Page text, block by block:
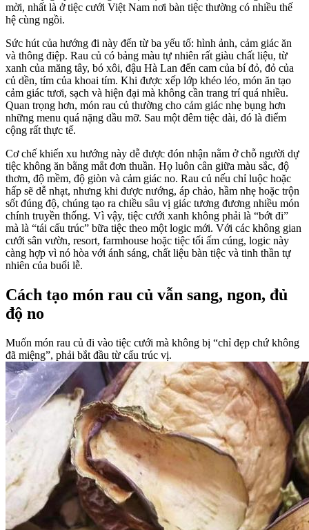
mời, nhất là ở tiệc cưới Việt Nam nơi bàn tiệc thường có nhiều thế
hệ cùng ngồi.
Sức hút của hướng đi này đến từ ba yếu tố: hình ảnh, cảm giác ăn
và thông điệp. Rau củ có bảng màu tự nhiên rất giàu chất liệu, từ
xanh của măng tây, bó xôi, đậu Hà Lan đến cam của bí đỏ, đỏ của
củ dền, tím của khoai tím. Khi được xếp lớp khéo léo, món ăn tạo
cảm giác tươi, sạch và hiện đại mà không cần trang trí quá nhiều.
Quan trọng hơn, món rau củ thường cho cảm giác nhẹ bụng hơn
những menu quá nặng dầu mỡ. Sau một đêm tiệc dài, đó là điểm
cộng rất thực tế.
Cơ chế khiến xu hướng này dễ được đón nhận nằm ở chỗ người dự
tiệc không ăn bằng mắt đơn thuần. Họ luôn cân giữa màu sắc, độ
thơm, độ mềm, độ giòn và cảm giác no. Rau củ nếu chỉ luộc hoặc
hấp sẽ dễ nhạt, nhưng khi được nướng, áp chảo, hầm nhẹ hoặc trộn
sốt đúng độ, chúng tạo ra chiều sâu vị giác tương đương nhiều món
chính truyền thống. Vì vậy, tiệc cưới xanh không phải là “bớt đi”
mà là “tái cấu trúc” bữa tiệc theo một logic mới. Với các không gian
cưới sân vườn, resort, farmhouse hoặc tiệc tối ấm cúng, logic này
càng hợp vì nó hòa với ánh sáng, chất liệu bàn tiệc và tinh thần tự
nhiên của buổi lễ.
Cách tạo món rau củ vẫn sang, ngon, đủ
độ no
Muốn món rau củ đi vào tiệc cưới mà không bị “chỉ đẹp chứ không
đã miệng”, phải bắt đầu từ cấu trúc vị.